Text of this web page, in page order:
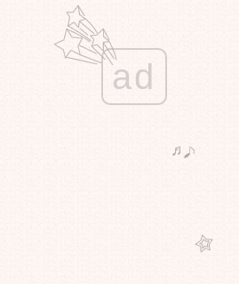
ปารีส
Deep Water (2022) ชู้รักซ่อนลึก
Mercy (2026) 90 นาที สั่งตา
The Voyeurs (2021) ส่อง แส่ ซว
Fake โกหกทั้งเพ (2546)
Star Trek Beyond (2016) สตาร์ เทรค
My Sister's Keeper (2009) ชีวิต
ad